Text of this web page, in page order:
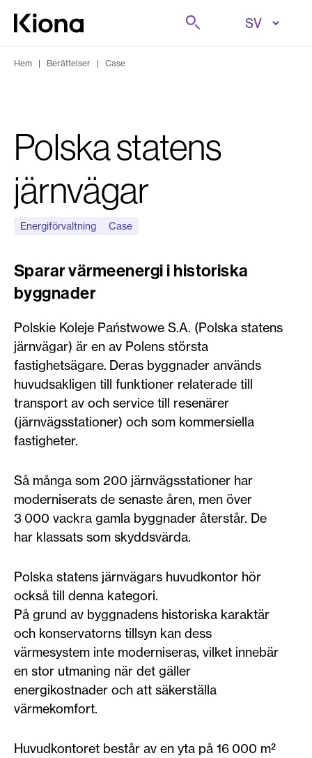
Hoppa till innehåll
Gå till hemsidan
Sök på
Hem | Berättelser | Case
Polska statens
järnvägar
Energiförvaltning Case
Sparar värmeenergi i historiska
byggnader
Polskie Koleje Państwowe S.A. (Polska statens
järnvägar) är en av Polens största
fastighetsägare. Deras byggnader används
huvudsakligen till funktioner relaterade till
transport av och service till resenärer
(järnvägsstationer) och som kommersiella
fastigheter.
Så många som 200 järnvägsstationer har
moderniserats de senaste åren, men över
3 000 vackra gamla byggnader återstår. De
har klassats som skyddsvärda.
Polska statens järnvägars huvudkontor hör
också till denna kategori.
På grund av byggnadens historiska karaktär
och konservatorns tillsyn kan dess
värmesystem inte moderniseras, vilket innebär
en stor utmaning när det gäller
energikostnader och att säkerställa
värmekomfort.
Huvudkontoret består av en yta på 16 000 m²